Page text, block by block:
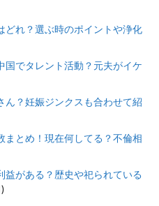
どれ？選ぶ時のポイントや浄化
国でタレント活動？元夫がイケ
ん？妊娠ジンクスも合わせて紹
まとめ！現在何してる？不倫相
益がある？歴史や祀られている